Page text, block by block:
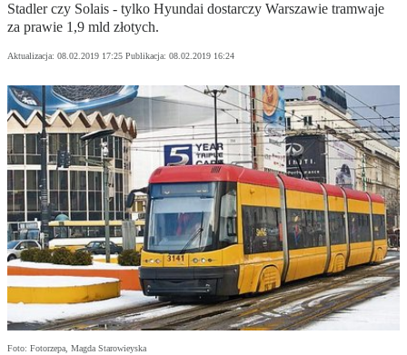
Stadler czy Solais - tylko Hyundai dostarczy Warszawie tramwaje
za prawie 1,9 mld złotych.
Aktualizacja: 08.02.2019 17:25 Publikacja: 08.02.2019 16:24
Foto: Fotorzepa, Magda Starowieyska